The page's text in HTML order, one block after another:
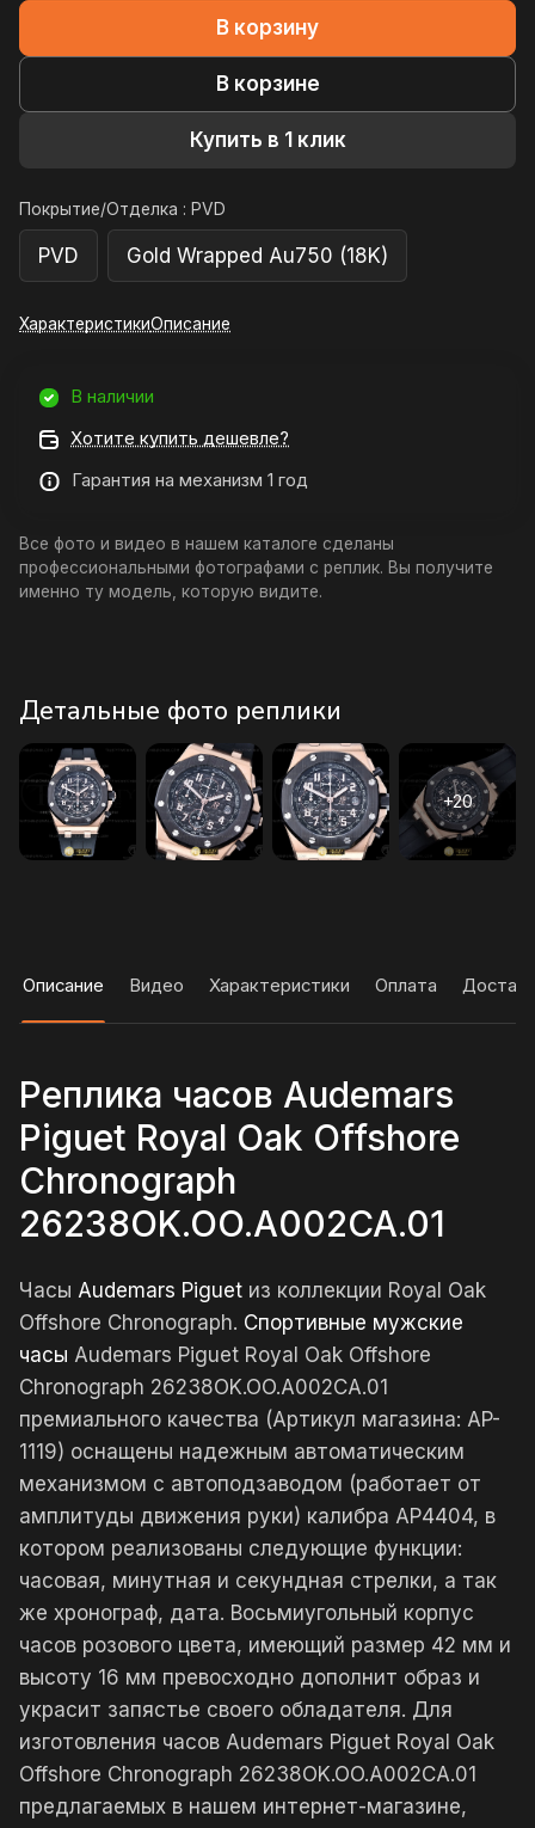
В корзину
В корзине
Купить в 1 клик
Покрытие/Отделка : PVD
PVD Gold Wrapped Au750 (18K)
ХарактеристикиОписание
В наличии
Хотите купить дешевле?
Гарантия на механизм 1 год
Все фото и видео в нашем каталоге сделаны
профессиональными фотографами с реплик. Вы получите
именно ту модель, которую видите.
Детальные фото реплики
Описание Видео Характеристики Оплата
Реплика часов Audemars
Piguet Royal Oak Offshore
Chronograph
26238OK.OO.A002CA.01
Часы Audemars Piguet из коллекции Royal Oak
Offshore Chronograph. Спортивные мужские
часы Audemars Piguet Royal Oak Offshore
Chronograph 26238OK.OO.A002CA.01
премиального качества (Артикул магазина: AP-
1119) оснащены надежным автоматическим
механизмом с автоподзаводом (работает от
амплитуды движения руки) калибра AP4404, в
котором реализованы следующие функции:
часовая, минутная и секундная стрелки, а так
же хронограф, дата. Восьмиугольный корпус
часов розового цвета, имеющий размер 42 мм и
высоту 16 мм превосходно дополнит образ и
украсит запястье своего обладателя. Для
изготовления часов Audemars Piguet Royal Oak
Offshore Chronograph 26238OK.OO.A002CA.01
предлагаемых в нашем интернет-магазине,